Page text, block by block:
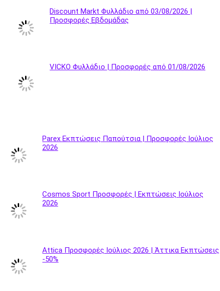
Discount Markt Φυλλάδιο από 03/08/2026 |
Προσφορές Εβδομάδας
VICKO Φυλλάδιο | Προσφορές από 01/08/2026
Parex Εκπτώσεις Παπούτσια | Προσφορές Ιούλιος
2026
Cosmos Sport Προσφορές | Εκπτώσεις Ιούλιος
2026
Attica Προσφορές Ιούλιος 2026 | Άττικα Εκπτώσεις
-50%